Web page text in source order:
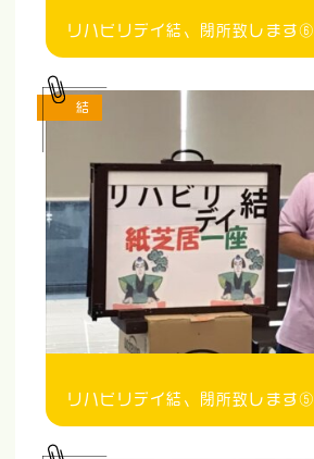
リハビリデイ結、閉所致します⑥
リハビリデイ結、閉所致します⑤
結